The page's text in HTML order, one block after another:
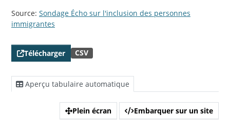
Source: Sondage Écho sur l'inclusion des personnes
immigrantes
Télécharger CSV
Aperçu tabulaire automatique
Plein écran Embarquer sur un site